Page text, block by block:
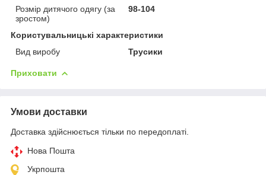
Розмір дитячого одягу (за
зростом)
98-104
Користувальницькі характеристики
Вид виробу
Трусики
Приховати
Умови доставки
Доставка здійснюється тільки по передоплаті.
Нова Пошта
Укрпошта